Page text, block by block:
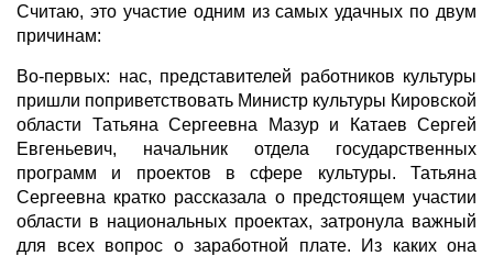
Считаю, это участие одним из самых удачных по двум
причинам:
Во-первых: нас, представителей работников культуры
пришли поприветствовать Министр культуры Кировской
области Татьяна Сергеевна Мазур и Катаев Сергей
Евгеньевич, начальник отдела государственных
программ и проектов в сфере культуры. Татьяна
Сергеевна кратко рассказала о предстоящем участии
области в национальных проектах, затронула важный
для всех вопрос о заработной плате. Из каких она